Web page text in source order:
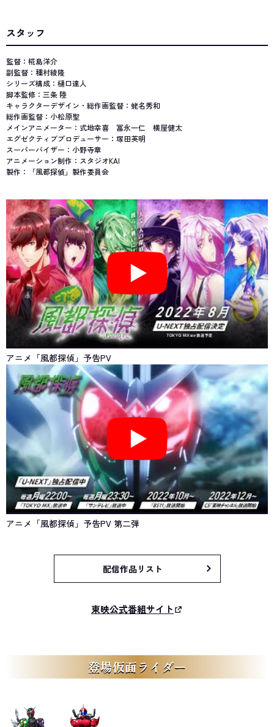
スタッフ
監督：椛島洋介
副監督：種村綾隆
シリーズ構成：樋口達人
脚本監修：三条 陸
キャラクターデザイン・総作画監督：蛯名秀和
総作画監督：小松原聖
メインアニメーター：式地幸喜 冨永一仁 横屋健太
エグゼクティブプロデューサー：塚田英明
スーパーバイザー：小野寺章
アニメーション制作：スタジオKAI
製作：「風都探偵」製作委員会
アニメ「風都探偵」予告PV
アニメ「風都探偵」予告PV 第二弾
配信作品リスト
東映公式番組サイト
登場仮面ライダー